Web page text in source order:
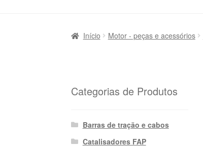
Início Motor - peças e acessórios
Categorias de Produtos
Barras de tração e cabos
Catalisadores FAP